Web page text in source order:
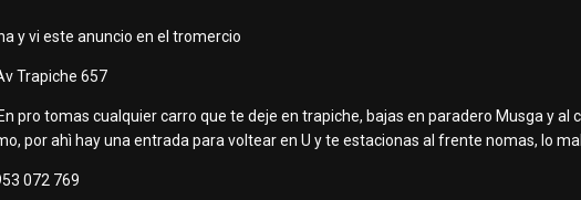
y vi este anuncio en el tromercio
Trapiche 657
pro tomas cualquier carro que te deje en trapiche, bajas en paradero Musga y al
por ahì hay una entrada para voltear en U y te estacionas al frente nomas, lo
072 769